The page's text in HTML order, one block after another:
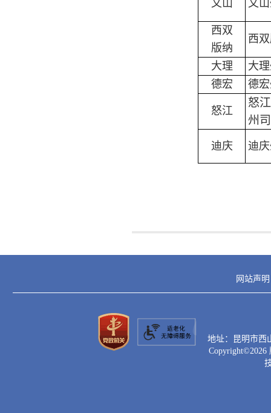
文山 文
西双
版纳
西
大理
大
德宏
德
怒江
怒
州
迪庆 迪
网站声明
地址：昆明市西
Copyright©2026